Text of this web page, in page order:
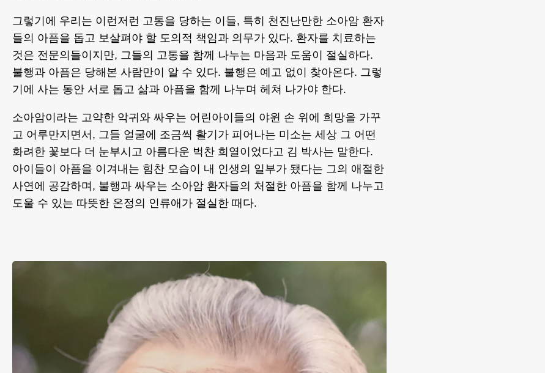
그렇기에 우리는 이런저런 고통을 당하는 이들, 특히 천진난만한 소아암 환자
들의 아픔을 돕고 보살펴야 할 도의적 책임과 의무가 있다. 환자를 치료하는
것은 전문의들이지만, 그들의 고통을 함께 나누는 마음과 도움이 절실하다.
불행과 아픔은 당해본 사람만이 알 수 있다. 불행은 예고 없이 찾아온다. 그렇
기에 사는 동안 서로 돕고 삶과 아픔을 함께 나누며 헤쳐 나가야 한다.
소아암이라는 고약한 악귀와 싸우는 어린아이들의 야윈 손 위에 희망을 가꾸
고 어루만지면서, 그들 얼굴에 조금씩 활기가 피어나는 미소는 세상 그 어떤
화려한 꽃보다 더 눈부시고 아름다운 벅찬 희열이었다고 김 박사는 말한다.
아이들이 아픔을 이겨내는 힘찬 모습이 내 인생의 일부가 됐다는 그의 애절한
사연에 공감하며, 불행과 싸우는 소아암 환자들의 처절한 아픔을 함께 나누고
도울 수 있는 따뜻한 온정의 인류애가 절실한 때다.